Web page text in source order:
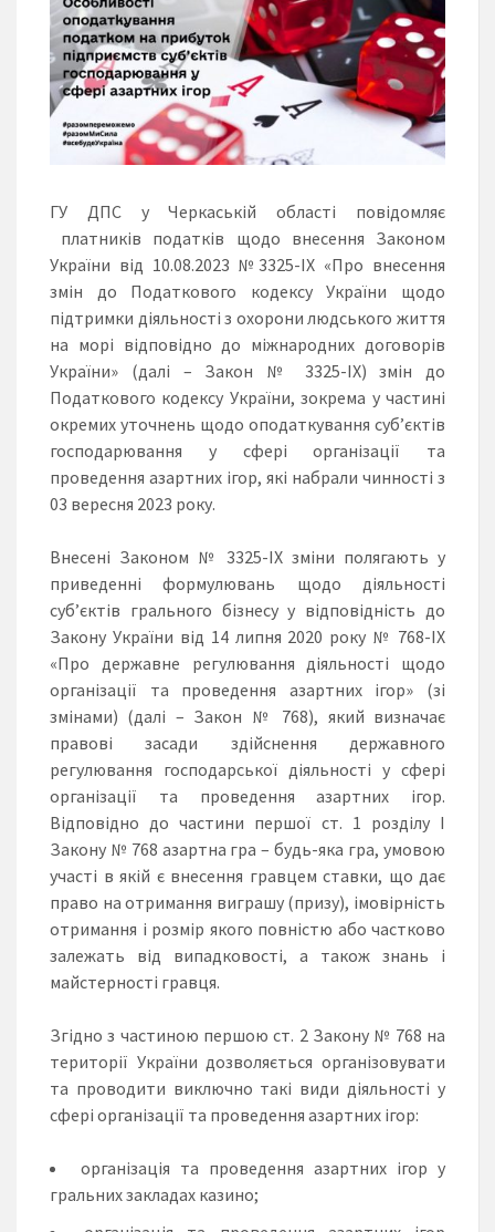
ГУ ДПС у Черкаській області повідомляє
платників податків щодо внесення Законом
України від 10.08.2023 №3325-IX «Про внесення
змін до Податкового кодексу України щодо
підтримки діяльності з охорони людського життя
на морі відповідно до міжнародних договорів
України» (далі – Закон № 3325-ІХ) змін до
Податкового кодексу України, зокрема у частині
окремих уточнень щодо оподаткування суб’єктів
господарювання у сфері організації та
проведення азартних ігор, які набрали чинності з
03 вересня 2023 року.
Внесені Законом № 3325-ІХ зміни полягають у
приведенні формулювань щодо діяльності
суб’єктів грального бізнесу у відповідність до
Закону України від 14 липня 2020 року № 768-ІХ
«Про державне регулювання діяльності щодо
організації та проведення азартних ігор» (зі
змінами) (далі – Закон № 768), який визначає
правові засади здійснення державного
регулювання господарської діяльності у сфері
організації та проведення азартних ігор.
Відповідно до частини першої ст. 1 розділу І
Закону № 768 азартна гра – будь-яка гра, умовою
участі в якій є внесення гравцем ставки, що дає
право на отримання виграшу (призу), імовірність
отримання і розмір якого повністю або частково
залежать від випадковості, а також знань і
майстерності гравця.
Згідно з частиною першою ст. 2 Закону № 768 на
території України дозволяється організовувати
та проводити виключно такі види діяльності у
сфері організації та проведення азартних ігор:
організація та проведення азартних ігор у
гральних закладах казино;